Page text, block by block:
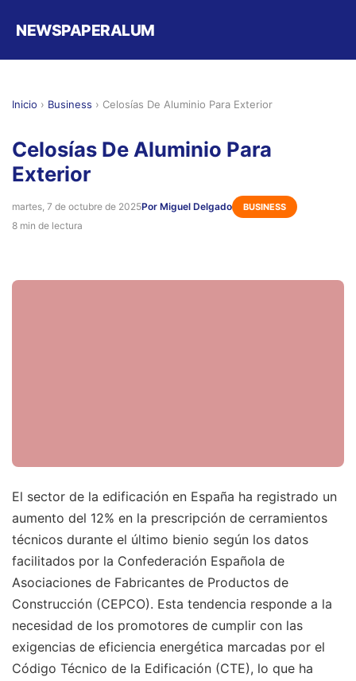
NEWSPAPERALUM
Inicio › Business › Celosías De Aluminio Para Exterior
Celosías De Aluminio Para
Exterior
martes, 7 de octubre de 2025Por Miguel Delgado BUSINESS
8 min de lectura
El sector de la edificación en España ha registrado un
aumento del 12% en la prescripción de cerramientos
técnicos durante el último bienio según los datos
facilitados por la Confederación Española de
Asociaciones de Fabricantes de Productos de
Construcción (CEPCO). Esta tendencia responde a la
necesidad de los promotores de cumplir con las
exigencias de eficiencia energética marcadas por el
Código Técnico de la Edificación (CTE), lo que ha